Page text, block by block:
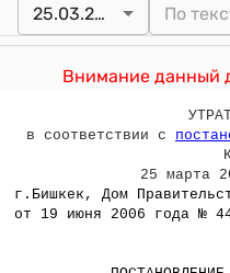
25.03.2022
Внимание данный